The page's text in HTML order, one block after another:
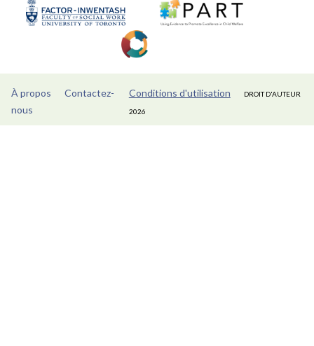
À propos
Contactez-
nous
Conditions d'utilisation DROIT D'AUTEUR
2026